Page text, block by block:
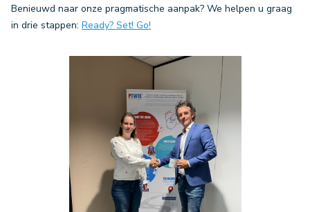
Benieuwd naar onze pragmatische aanpak? We helpen u graag
in drie stappen: Ready? Set! Go!